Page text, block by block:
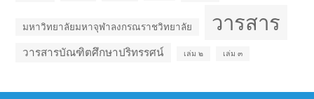
มหาวิทยาลัยมหาจุฬาลงกรณราชวิทยาลัย วารสาร
วารสารบัณฑิตศึกษาปริทรรศน์ เล่ม ๒ เล่ม ๓